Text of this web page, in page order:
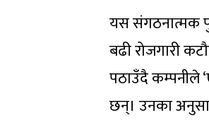
यस संगठनात्मक
बढी रोजगारी
पठाउँदै कम्पनीले
छन्। उनका